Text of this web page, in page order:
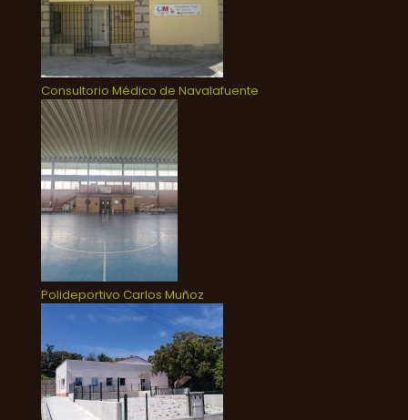
Consultorio Médico de Navalafuente
Polideportivo Carlos Muñoz